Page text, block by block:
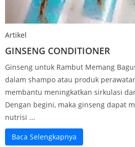
Artikel
GINSENG CONDITIONER
Ginseng untuk Rambut Memang
dalam shampo atau produk
membantu meningkatkan sirkulasi
Dengan begini, maka ginseng dapat
nutrisi ...
Baca Selengkapnya